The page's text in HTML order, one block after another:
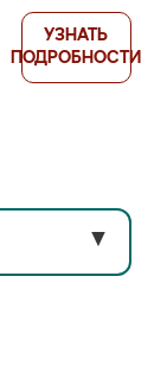
УЗНАТЬ
ПОДРОБНОСТИ
▼